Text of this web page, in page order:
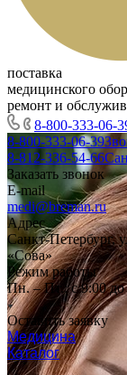
поставка
медицинского
ремонт и
8-800-333-06-
8-800-333-06-39
8-812-336-54-66
Заказать звонок
E-mail
medi@breman.ru
Адрес
Санкт-Петербург,
«Сова»
Режим работы
Пн. – Пт.: с 9:00 до
Оставить заявку
Медицина
Каталог